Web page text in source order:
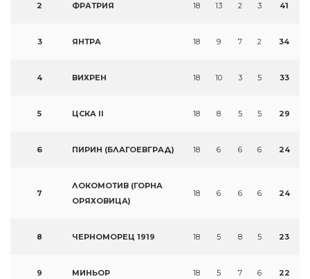
2 ФРАТРИЯ 18 13 2 3 41
3 ЯНТРА 18 9 7 2 34
4 ВИХРЕН 18 10 3 5 33
5 ЦСКА II 18 8 5 5 29
6 ПИРИН (БЛАГОЕВГРАД) 18 6 6 6 24
7
ЛОКОМОТИВ (ГОРНА
ОРЯХОВИЦА)
18 6 6 6 24
8 ЧЕРНОМОРЕЦ 1919 18 5 8 5 23
9 МИНЬОР 18 5 7 6 22